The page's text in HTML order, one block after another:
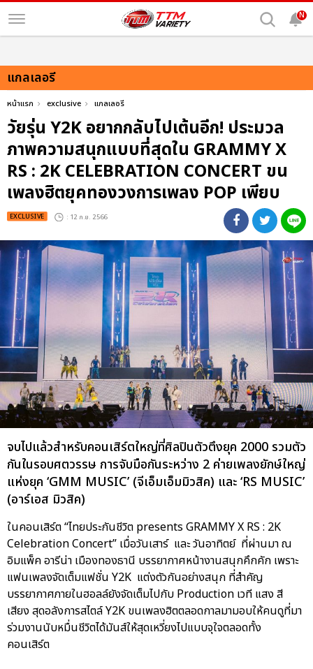
N
แกลเลอรี
หน้าแรก exclusive แกลเลอรี
วัยรุ่น Y2K อยากกลับไปเต้นอีก! ประมวล
ภาพความสนุกแบบที่สุดใน GRAMMY X
RS : 2K CELEBRATION CONCERT ขน
เพลงฮิตยุคทองวงการเพลง POP เพียบ
EXCLUSIVE : 12 ก.ย. 2566
จบไปแล้วสำหรับคอนเสิร์ตใหญ่ที่ศิลปินตัวตึงยุค 2000 รวมตัว
กันในรอบศตวรรษ การจับมือกันระหว่าง 2 ค่ายเพลงยักษ์ใหญ่
แห่งยุค ‘GMM MUSIC’ (จีเอ็มเอ็มมิวสิค) และ ‘RS MUSIC’
(อาร์เอส มิวสิค)
ในคอนเสิร์ต “ไทยประกันชีวิต presents GRAMMY X RS : 2K
Celebration Concert” เมื่อวันเสาร์ และ วันอาทิตย์ ที่ผ่านมา ณ
อิมแพ็ค อารีน่า เมืองทองธานี บรรยากาศหน้างานสนุกคึกคัก เพราะ
แฟนเพลงจัดเต็มแฟชั่น Y2K แต่งตัวกันอย่างสนุก ที่สำคัญ
บรรยากาศภายในฮอลล์ยังจัดเต็มไปกับ Production เวที แสง สี
เสียง สุดอลังการสไตล์ Y2K ขนเพลงฮิตตลอดกาลมามอบให้คนดูที่มา
ร่วมงานนับหมื่นชีวิตได้มันส์ให้สุดเหวี่ยงไปแบบจุใจตลอดทั้ง
คอนเสิร์ต